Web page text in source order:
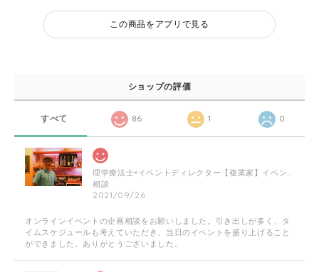
この商品をアプリで見る
ショップの評価
すべて 86 1 0
理学療法士×イベントディレクター【複業家】イベントの企画相談にのります！
相談
2021/09/26
オンラインイベントの企画相談をお願いしました。引き出しが多く、タ
イムスケジュールも考えていただき、当日のイベントを盛り上げること
ができました。ありがとうございました。